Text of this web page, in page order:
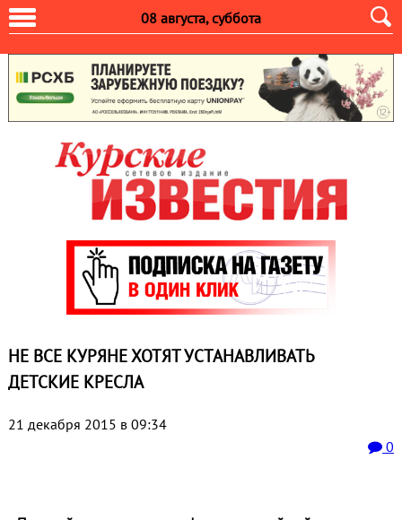
08 августа, суббота
НЕ ВСЕ КУРЯНЕ ХОТЯТ УСТАНАВЛИВАТЬ
ДЕТСКИЕ КРЕСЛА
21 декабря 2015 в 09:34
0